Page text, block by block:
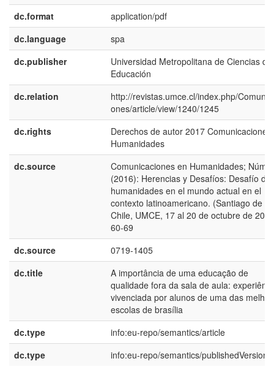
dc.format
application/pdf
dc.language
spa
dc.publisher
Universidad Metropolitana de Ciencias
Educación
dc.relation
http://revistas.umce.cl/index.php/
ones/article/view/1240/1245
dc.rights
Derechos de autor 2017 Comunicaciones
Humanidades
dc.source
Comunicaciones en Humanidades; Núm.
(2016): Herencias y Desafíos: Desafí­o de
humanidades en el mundo actual en el
contexto latinoamericano. (Santiago de
Chile, UMCE, 17 al 20 de octubre de
60-69
dc.source
0719-1405
dc.title
A importância de uma educação de
qualidade fora da sala de aula:
vivenciada por alunos de uma das
escolas de brasília
dc.type
info:eu-repo/semantics/article
dc.type
info:eu-repo/semantics/publishedVersion